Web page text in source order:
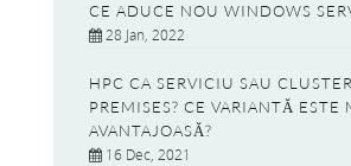
CE ADUCE NOU WINDOWS
28 Jan, 2022
HPC CA SERVICIU SAU
PREMISES? CE VARIANTĂ ESTE
AVANTAJOASĂ?
16 Dec, 2021